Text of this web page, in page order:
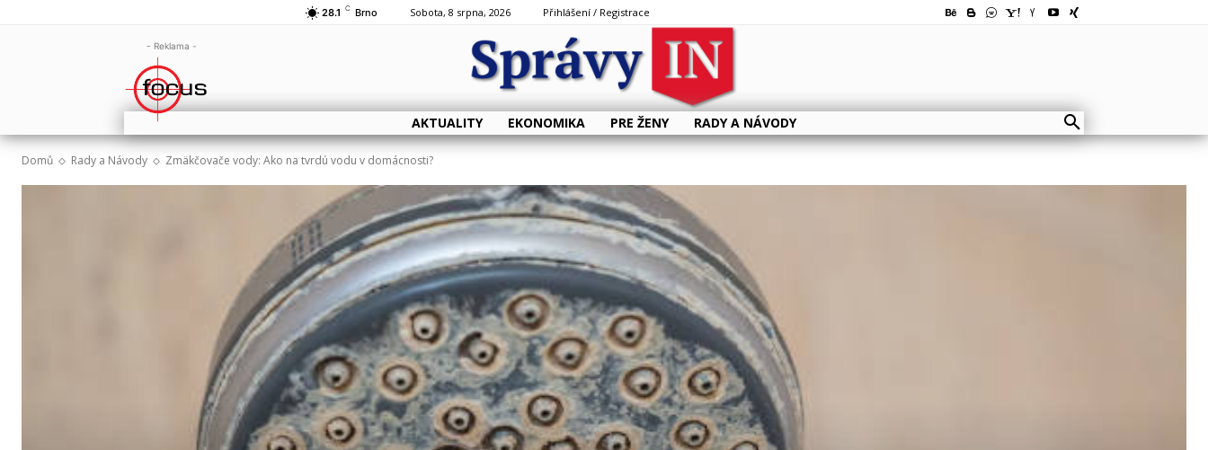
28.1 C Brno Sobota, 8 srpna, 2026 Přihlášení / Registrace
- Reklama -
AKTUALITY EKONOMIKA PRE ŽENY RADY A NÁVODY
Domů Rady a Návody Zmäkčovače vody: Ako na tvrdú vodu v domácnosti?